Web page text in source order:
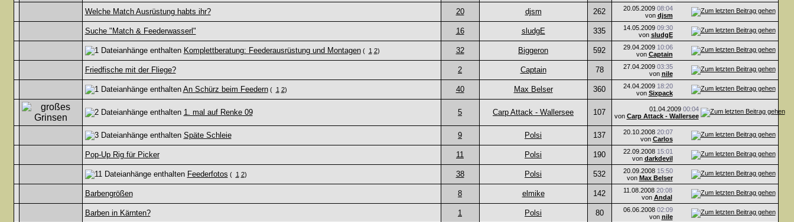
Welche Match Ausrüstung habts ihr? 20 djsm 262 20.05.2009 08:04
von djsm
Suche "Match & Feederwasserl" 16 sludgE 335 14.05.2009 09:30
von sludgE
Komplettberatung: Feederausrüstung und Montagen( 1 2) 32 Biggeron 592 29.04.2009 10:06
von Captain
Friedfische mit der Fliege? 2 Captain 78 27.04.2009 03:35
von nile
An Schürz beim Feedern( 1 2) 40 Max Belser 360 24.04.2009 18:20
von Sixpack
1. mal auf Renke 09 5 Carp Attack - Wallersee 107 01.04.2009 00:04
von Carp Attack - Wallersee
Späte Schleie 9 Polsi 137 20.10.2008 20:07
von Carlos
Pop-Up Rig für Picker 11 Polsi 190 22.09.2008 15:01
von darkdevil
Feederfotos ( 1 2) 38 Polsi 532 20.09.2008 15:50
von Max Belser
Barbengrößen 8 elmike 142 11.08.2008 20:08
von Andal
Barben in Kärnten? 1 Polsi 80 06.06.2008 02:09
von nile